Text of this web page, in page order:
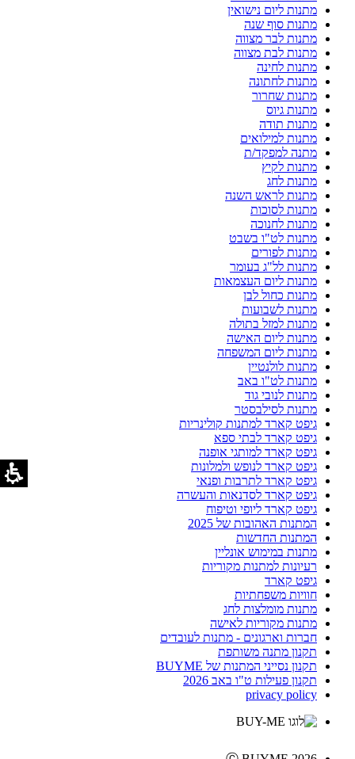
מתנות ליום נישואין
מתנות סוף שנה
מתנות לבר מצווה
מתנות לבת מצווה
מתנות לחינה
מתנות לחתונה
מתנות שחרור
מתנות גיוס
מתנות תודה
מתנות למילואים
מתנה למפקד/ת
מתנות לקיץ
מתנות לחג
מתנות לראש השנה
מתנות לסוכות
מתנות לחנוכה
מתנות לט"ו בשבט
מתנות לפורים
מתנות לל"ג בעומר
מתנות ליום העצמאות
מתנות כחול לבן
מתנות לשבועות
מתנות למזל בתולה
מתנות ליום האישה
מתנות ליום המשפחה
מתנות לולנטיין
מתנות לט"ו באב
מתנות לנובי גוד
מתנות לסילבסטר
גיפט קארד למתנות קולינריות
גיפט קארד לבתי ספא
גיפט קארד למותגי אופנה
גיפט קארד לנופש ולמלונות
גיפט קארד לתרבות ופנאי
גיפט קארד לסדנאות והעשרה
גיפט קארד ליופי וטיפוח
המתנות האהובות של 2025
המתנות החדשות
מתנות במימוש אונליין
רעיונות למתנות מקוריות
גיפט קארד
חוויות משפחתיות
מתנות מומלצות לחג
מתנות מקוריות לאישה
חברות וארגונים - מתנות לעובדים
תקנון מתנה משותפת
תקנון נסייני המתנות של BUYME
תקנון פעילות ט"ו באב 2026
privacy policy